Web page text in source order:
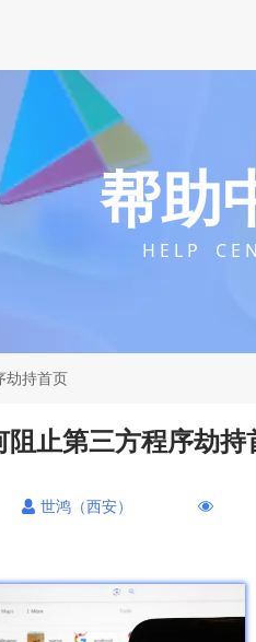
帮助
H E L P C E
劫持首页
止第三方程序劫持
世鸿（西安）